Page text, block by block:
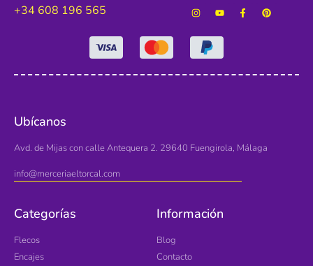
+34 608 196 565
Ubícanos
Avd. de Mijas con calle Antequera 2. 29640 Fuengirola, Málaga
info@merceriaeltorcal.com
Categorías
Flecos
Encajes
Información
Blog
Contacto